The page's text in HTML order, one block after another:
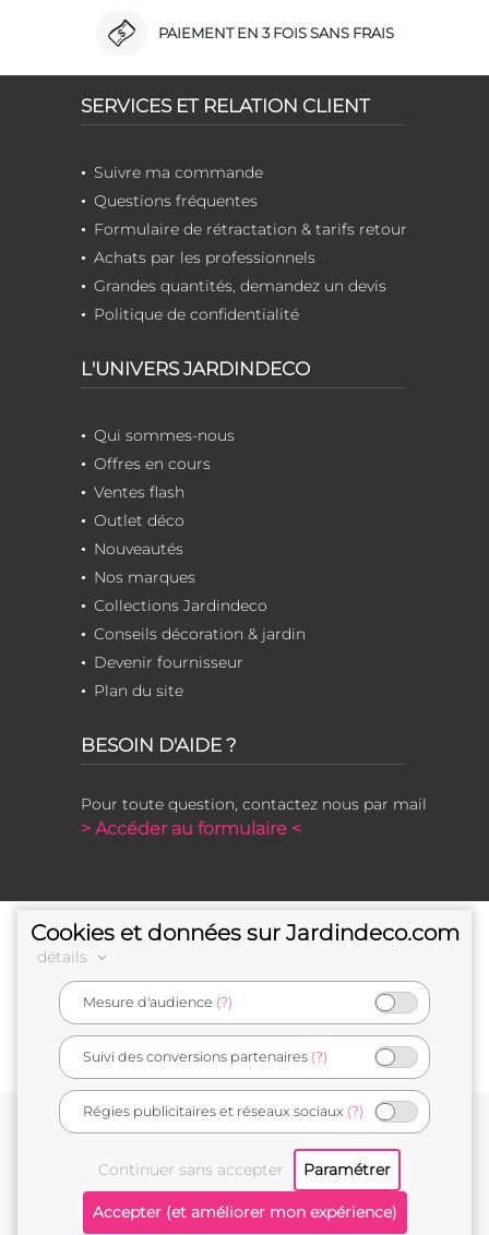
PAIEMENT EN 3 FOIS SANS FRAIS
SERVICES ET RELATION CLIENT
Suivre ma commande
Questions fréquentes
Formulaire de rétractation & tarifs retour
Achats par les professionnels
Grandes quantités, demandez un devis
Politique de confidentialité
L'UNIVERS JARDINDECO
Qui sommes-nous
Offres en cours
Ventes flash
Outlet déco
Nouveautés
Nos marques
Collections Jardindeco
Conseils décoration & jardin
Devenir fournisseur
Plan du site
BESOIN D'AIDE ?
Pour toute question, contactez nous par mail
> Accéder au formulaire <
e-commerçant français
Cookies et données sur Jardindeco.com
détails
Mesure d'audience (?)
Suivi des conversions partenaires (?)
Régies publicitaires et réseaux sociaux (?)